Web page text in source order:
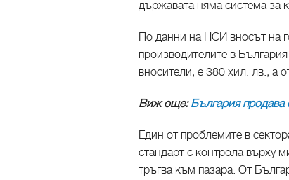
държавата няма система за
По данни на НСИ вносът на
производителите в
вносители, е 380 хил. лв., а
Виж още:България продава
Един от проблемите в
стандарт с контрола върху
тръгва към пазара. От